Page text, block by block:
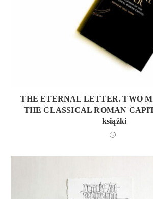
THE ETERNAL LETTER. TWO
THE CLASSICAL ROMAN
książki